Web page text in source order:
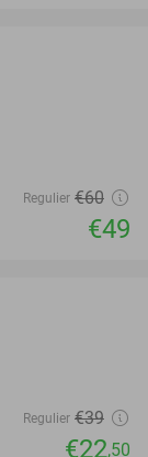
Regulier €60
€49
Regulier €39
€22,50